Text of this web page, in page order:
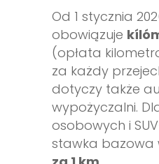
Od 1 stycznia
obowiązuje
(opłata
za każdy
dotyczy także
wypożyczalni.
osobowych i
stawka bazowa